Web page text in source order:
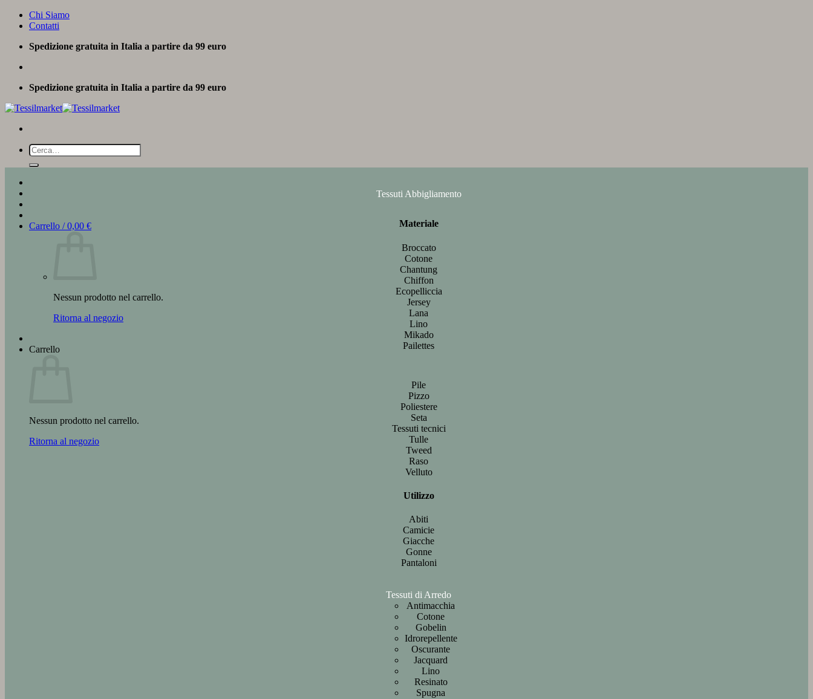
Salta
Chi Siamo
Contatti
Spedizione gratuita in Italia a partire da 99 euro
Spedizione gratuita in Italia a partire da 99 euro
Cerca:
Carrello /0,00 €
Nessun prodotto nel carrello.
Ritorna al negozio
Carrello
Nessun prodotto nel carrello.
Ritorna al negozio
Tessuti Abbigliamento
Materiale
Broccato
Cotone
Chantung
Chiffon
Ecopelliccia
Jersey
Lana
Lino
Mikado
Pailettes
Pile
Pizzo
Poliestere
Seta
Tessuti tecnici
Tulle
Tweed
Raso
Velluto
Utilizzo
Abiti
Camicie
Giacche
Gonne
Pantaloni
Tessuti di Arredo
Antimacchia
Cotone
Gobelin
Idrorepellente
Oscurante
Jacquard
Lino
Resinato
Spugna